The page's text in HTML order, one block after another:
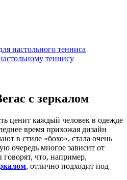
настольного тенниса
теннису
с зеркалом
ценит каждый человек в одежде
время прихожая дизайн
в стиле «бохо», стала очень
очередь многое зависит от
что, например,
, отлично подходит под